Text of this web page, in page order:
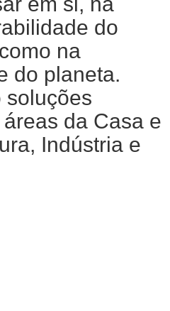
do
na
do planeta.
soluções
da Casa e
Indústria e